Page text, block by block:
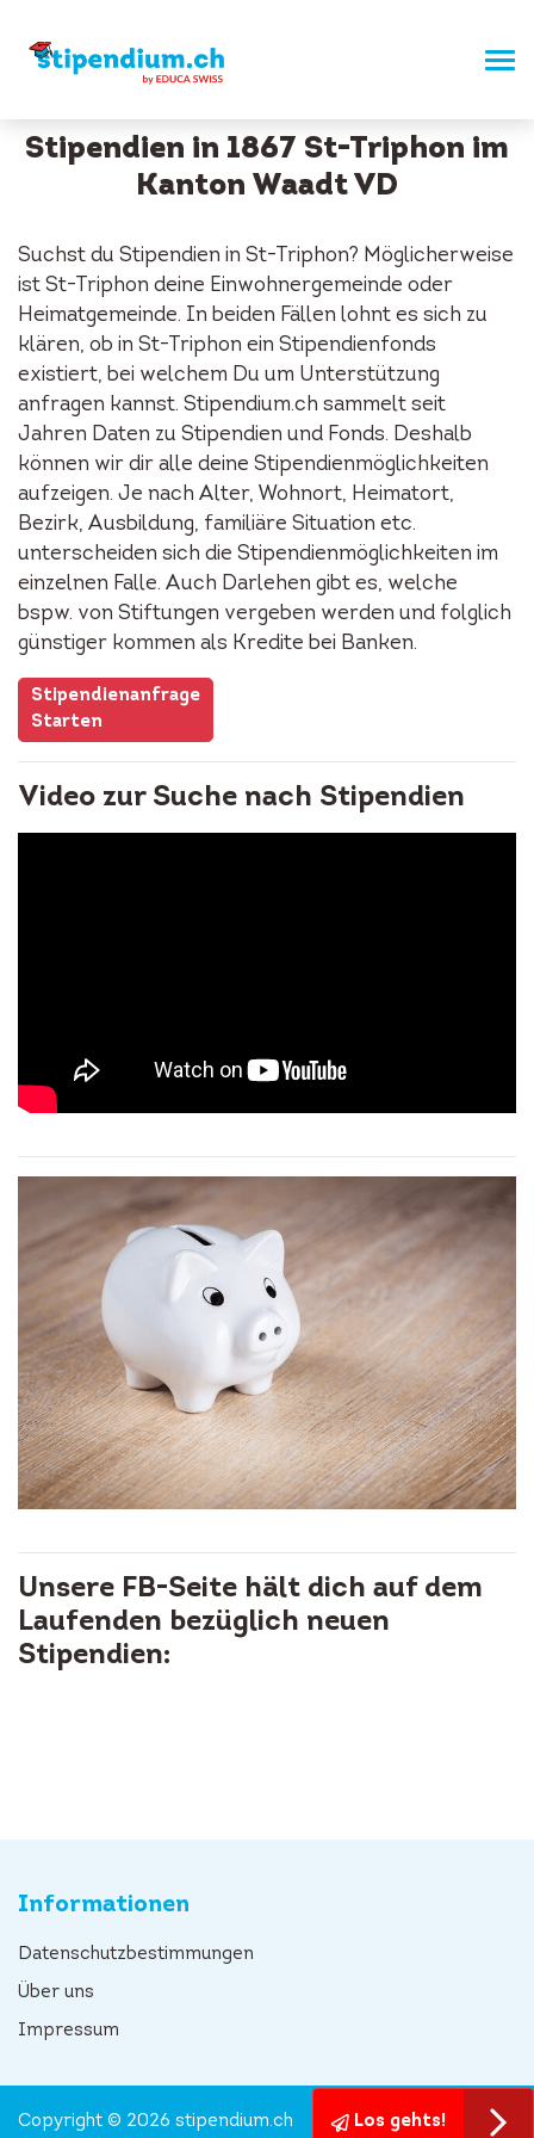
Stipendien in 1867 St-Triphon im
Kanton Waadt VD
Suchst du Stipendien in St-Triphon? Möglicherweise
ist St-Triphon deine Einwohnergemeinde oder
Heimatgemeinde. In beiden Fällen lohnt es sich zu
klären, ob in St-Triphon ein Stipendienfonds
existiert, bei welchem Du um Unterstützung
anfragen kannst. Stipendium.ch sammelt seit
Jahren Daten zu Stipendien und Fonds. Deshalb
können wir dir alle deine Stipendienmöglichkeiten
aufzeigen. Je nach Alter, Wohnort, Heimatort,
Bezirk, Ausbildung, familiäre Situation etc.
unterscheiden sich die Stipendienmöglichkeiten im
einzelnen Falle. Auch Darlehen gibt es, welche
bspw. von Stiftungen vergeben werden und folglich
günstiger kommen als Kredite bei Banken.
Stipendienanfrage
Starten
Video zur Suche nach Stipendien
Unsere FB-Seite hält dich auf dem
Laufenden bezüglich neuen
Stipendien:
Informationen
Datenschutzbestimmungen
Über uns
Impressum
Los gehts!
Copyright © 2026 stipendium.ch